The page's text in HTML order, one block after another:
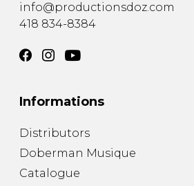
info@productionsdoz.com
418 834-8384
Informations
Distributors
Doberman Musique
Catalogue